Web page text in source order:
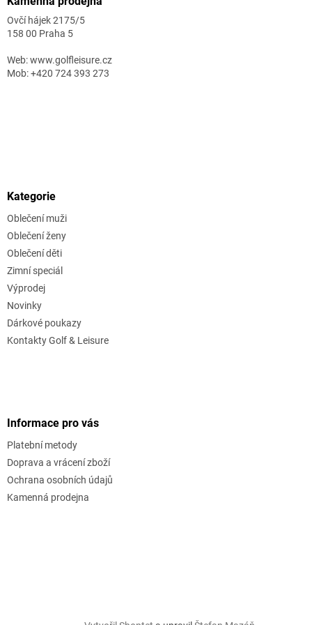
Ovčí hájek 2175/5
158 00 Praha 5
Web: www.golfleisure.cz
Mob: +420 724 393 273
Kategorie
Oblečení muži
Oblečení ženy
Oblečení děti
Zimní speciál
Výprodej
Novinky
Dárkové poukazy
Kontakty Golf & Leisure
Informace pro vás
Platební metody
Doprava a vrácení zboží
Ochrana osobních údajů
Kamenná prodejna